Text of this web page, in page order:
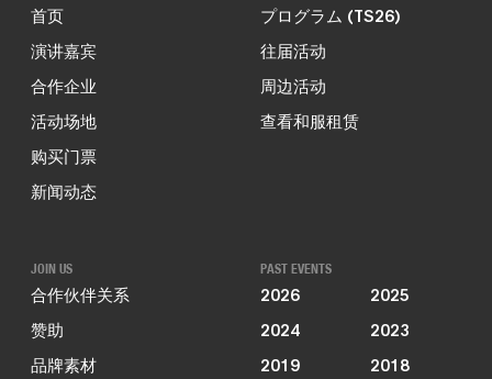
首页
演讲嘉宾
合作企业
活动场地
购买门票
新闻动态
プログラム (TS26)
往届活动
周边活动
查看和服租赁
JOIN US
合作伙伴关系
赞助
品牌素材
PAST EVENTS
2026
2025
2024
2023
2019
2018